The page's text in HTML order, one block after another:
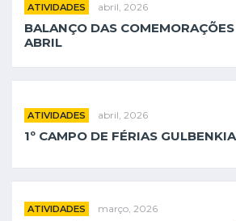
ATIVIDADES abril, 2026
BALANÇO DAS
ABRIL
ATIVIDADES abril, 2026
1º CAMPO DE FÉRIAS
ATIVIDADES março, 2026